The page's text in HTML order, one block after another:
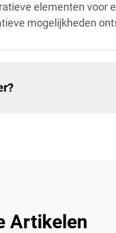
elementen voor
mogelijkheden
Artikelen